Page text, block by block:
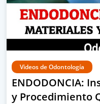
Videos de Odontología
ENDODONCIA:
y Procedimiento